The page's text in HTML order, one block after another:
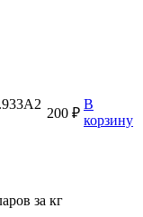
200 ₽
В
корзину
за кг